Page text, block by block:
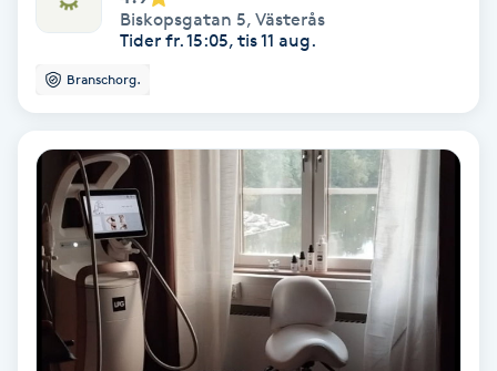
Megavolymfransar
Melasma
MicroPen
Microshading
Mixfransar
Biskopsgatan 5, Västerås
Tider fr. 15:05, tis 11 aug.
Branschorg.